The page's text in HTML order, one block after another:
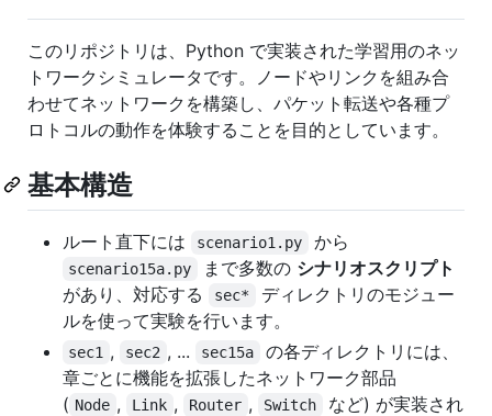
このリポジトリは、Python で実装された学習用のネッ
トワークシミュレータです。ノードやリンクを組み合
わせてネットワークを構築し、パケット転送や各種プ
ロトコルの動作を体験することを目的としています。
基本構造
ルート直下には scenario1.py から
scenario15a.py まで多数の シナリオスクリプト
があり、対応する
sec*
ディレクトリのモジュー
ルを使って実験を行います。
sec1 , sec2 , ... sec15a
の各ディレクトリには、
章ごとに機能を拡張したネットワーク部品
( Node , Link , Router , Switch
など) が実装され